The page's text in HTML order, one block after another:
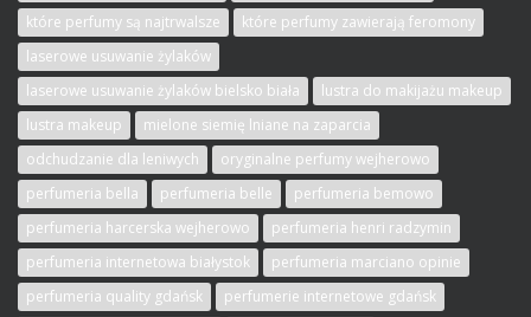
które perfumy są najtrwalsze
które perfumy zawierają feromony
laserowe usuwanie żylaków
laserowe usuwanie żylaków bielsko biała
lustra do makijażu makeup
lustra makeup
mielone siemię lniane na zaparcia
odchudzanie dla leniwych
oryginalne perfumy wejherowo
perfumeria bella
perfumeria belle
perfumeria bemowo
perfumeria harcerska wejherowo
perfumeria henri radzymin
perfumeria internetowa białystok
perfumeria marciano opinie
perfumeria quality gdańsk
perfumerie internetowe gdańsk